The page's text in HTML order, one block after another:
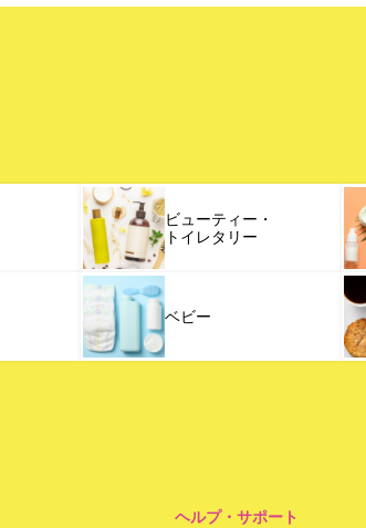
ビューティー・
トイレタリー
ベビー
ヘルプ・サポート